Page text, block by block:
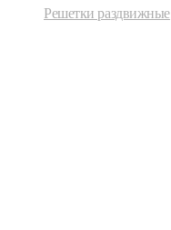
Решетки раздвижные